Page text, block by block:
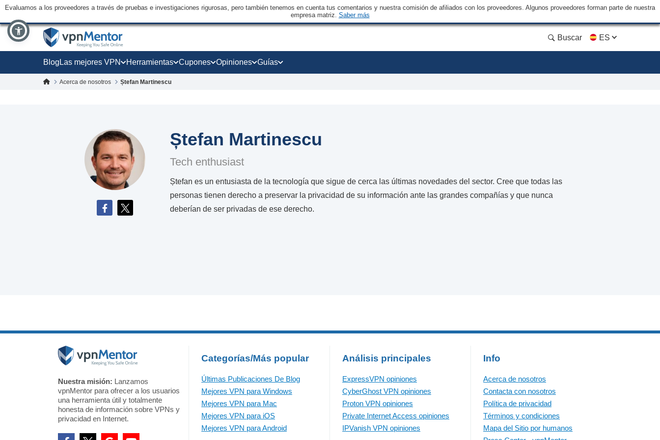
Evaluamos a los proveedores a través de pruebas e investigaciones rigurosas, pero también tenemos en cuenta tus comentarios y nuestra comisión de afiliados con los proveedores. Algunos proveedores forman parte de nuestra
empresa matriz. Saber más
Buscar ES
Blog Las mejores VPN Herramientas Cupones Opiniones Guías
Acerca de nosotros Ștefan Martinescu
Ștefan Martinescu
Tech enthusiast
Ștefan es un entusiasta de la tecnología que sigue de cerca las últimas novedades del sector. Cree que todas las
personas tienen derecho a preservar la privacidad de su información ante las grandes compañías y que nunca
deberían de ser privadas de ese derecho.
Nuestra misión: Lanzamos
vpnMentor para ofrecer a los usuarios
una herramienta útil y totalmente
honesta de información sobre VPNs y
privacidad en Internet.
Categorías/Más popular
Últimas Publicaciones De Blog
Mejores VPN para Windows
Mejores VPN para Mac
Mejores VPN para iOS
Mejores VPN para Android
Análisis principales
ExpressVPN opiniones
CyberGhost VPN opiniones
Proton VPN opiniones
Private Internet Access opiniones
IPVanish VPN opiniones
Info
Acerca de nosotros
Contacta con nosotros
Política de privacidad
Términos y condiciones
Mapa del Sitio por humanos